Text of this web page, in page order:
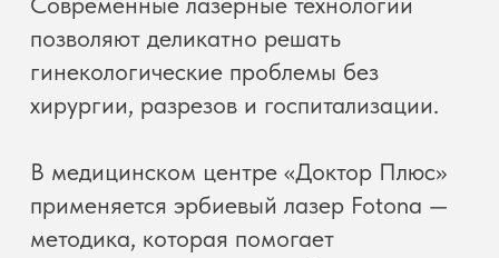
методика, которая помогает
восстановить тонус тканей, устранить
дискомфорт и вернуть уверенность в
себе.
требуют длительного восстановления.